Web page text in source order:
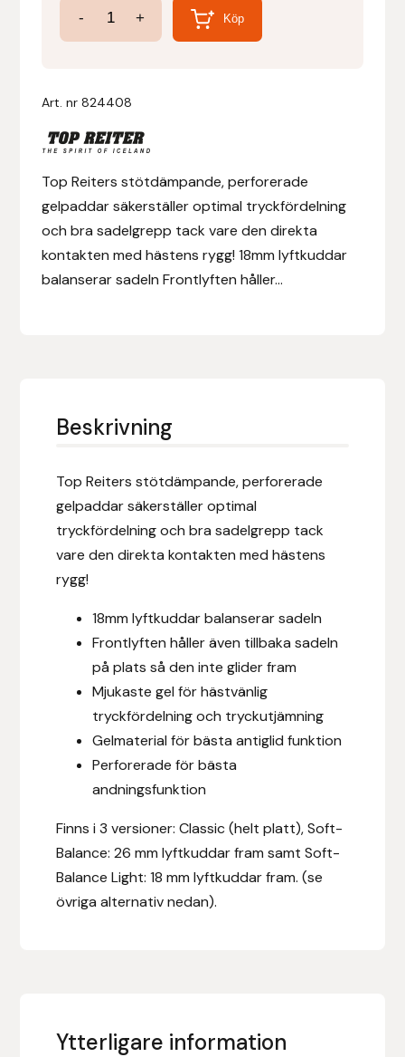
-
Gelpad
Soft
mm
+ Köp
Art. nr824408
Top Reiters stötdämpande, perforerade
gelpaddar säkerställer optimal tryckfördelning
och bra sadelgrepp tack vare den direkta
kontakten med hästens rygg! 18mm lyftkuddar
balanserar sadeln Frontlyften håller...
Beskrivning
Top Reiters stötdämpande, perforerade
gelpaddar säkerställer optimal
tryckfördelning och bra sadelgrepp tack
vare den direkta kontakten med hästens
rygg!
18mm lyftkuddar balanserar sadeln
Frontlyften håller även tillbaka sadeln
på plats så den inte glider fram
Mjukaste gel för hästvänlig
tryckfördelning och tryckutjämning
Gelmaterial för bästa antiglid funktion
Perforerade för bästa
andningsfunktion
Finns i 3 versioner: Classic (helt platt), Soft-
Balance: 26 mm lyftkuddar fram samt Soft-
Balance Light: 18 mm lyftkuddar fram. (se
övriga alternativ nedan).
Ytterligare information
Denni Design
Draupnir
Dy’on
E.A. Mattes
Eclipse Biofarmab
Equality Line
EQUES
Equipage
Eric LeTixerant
Eskadron
Eyjólfur Ísólfsson
Fákur Rideudstyr